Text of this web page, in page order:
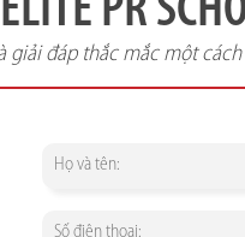
PR
giải đáp thắc mắc một